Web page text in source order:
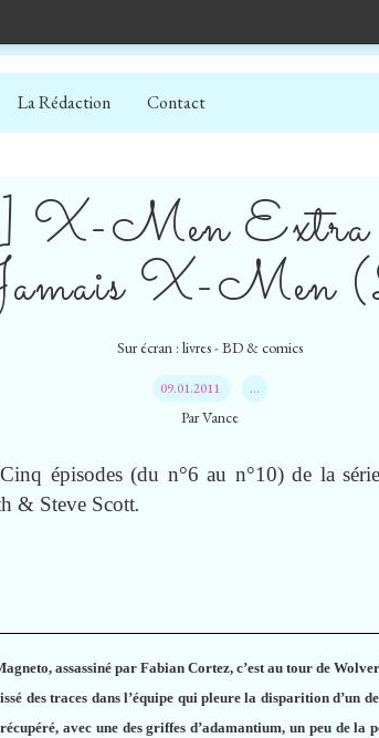
La Rédaction Contact
X-Men
X-Men
Sur écran : livres - BD & comics
09.01.2011 …
Par Vance
Cinq épisodes (du n°6 au n°10) de la série
& Steve Scott.
assassiné par Fabian Cortez, c’est au tour de
des traces dans l’équipe qui pleure la disparition d’un
avec une des griffes d’adamantium, un peu de la